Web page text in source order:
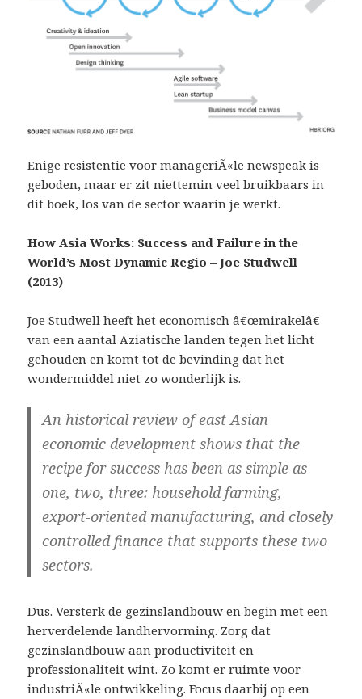
Enige resistentie voor manageriÃ«le newspeak is
geboden, maar er zit niettemin veel bruikbaars in
dit boek, los van de sector waarin je werkt.
How Asia Works: Success and Failure in the
World’s Most Dynamic Regio – Joe Studwell
(2013)
Joe Studwell heeft het economisch â€œmirakelâ€
van een aantal Aziatische landen tegen het licht
gehouden en komt tot de bevinding dat het
wondermiddel niet zo wonderlijk is.
An historical review of east Asian
economic development shows that the
recipe for success has been as simple as
one, two, three: household farming,
export-oriented manufacturing, and closely
controlled finance that supports these two
sectors.
Dus. Versterk de gezinslandbouw en begin met een
herverdelende landhervorming. Zorg dat
gezinslandbouw aan productiviteit en
professionaliteit wint. Zo komt er ruimte voor
industriÃ«le ontwikkeling. Focus daarbij op een